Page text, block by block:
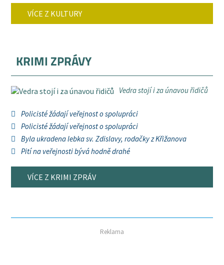
VÍCE Z KULTURY
KRIMI ZPRÁVY
Vedra stojí i za únavou řidičů
Policisté žádají veřejnost o spolupráci
Policisté žádají veřejnost o spolupráci
Byla ukradena lebka sv. Zdislavy, rodačky z Křižanova
Pití na veřejnosti bývá hodně drahé
VÍCE Z KRIMI ZPRÁV
Reklama